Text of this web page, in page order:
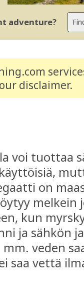
adventure?
disclaimer.
voi tuottaa
on
melkein
kun
ja sähkön
veden
saa vettä